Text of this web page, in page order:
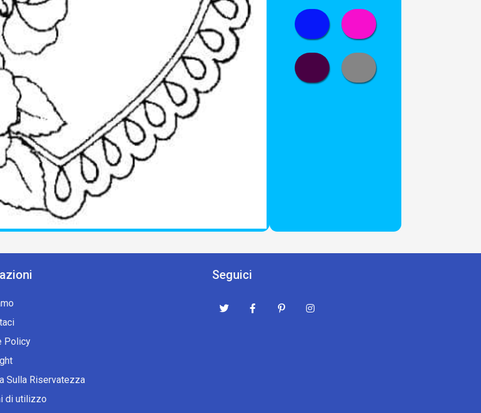
Policy
Sulla Riservatezza
di utilizzo
Seguici